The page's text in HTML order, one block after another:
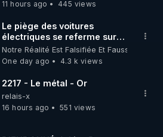
l’application de méditation et
:
www.envol.app/code
11 hours ago 445 views
Le piège des voitures
électriques se referme sur
les usagers !
Notre Réalité Est Falsifiée Et Fausse
One day ago
4.3 k views
2217 - Le métal - Or
relais-x
16 hours ago
551 views